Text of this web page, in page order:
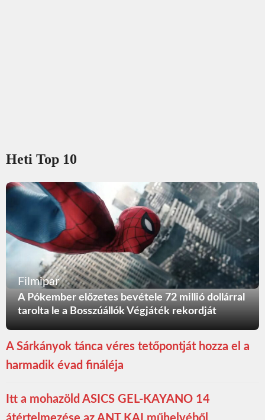
Heti Top 10
Filmipar
A Pókember előzetes bevétele 72 millió dollárral
tarolta le a Bosszúállók Végjáték rekordját
A Sárkányok tánca véres tetőpontját hozza el a
harmadik évad fináléja
Itt a mohazöld ASICS GEL-KAYANO 14